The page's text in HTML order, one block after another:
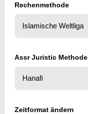
Rechenmethode
Assr Juristic Methode
Zeitformat ändern